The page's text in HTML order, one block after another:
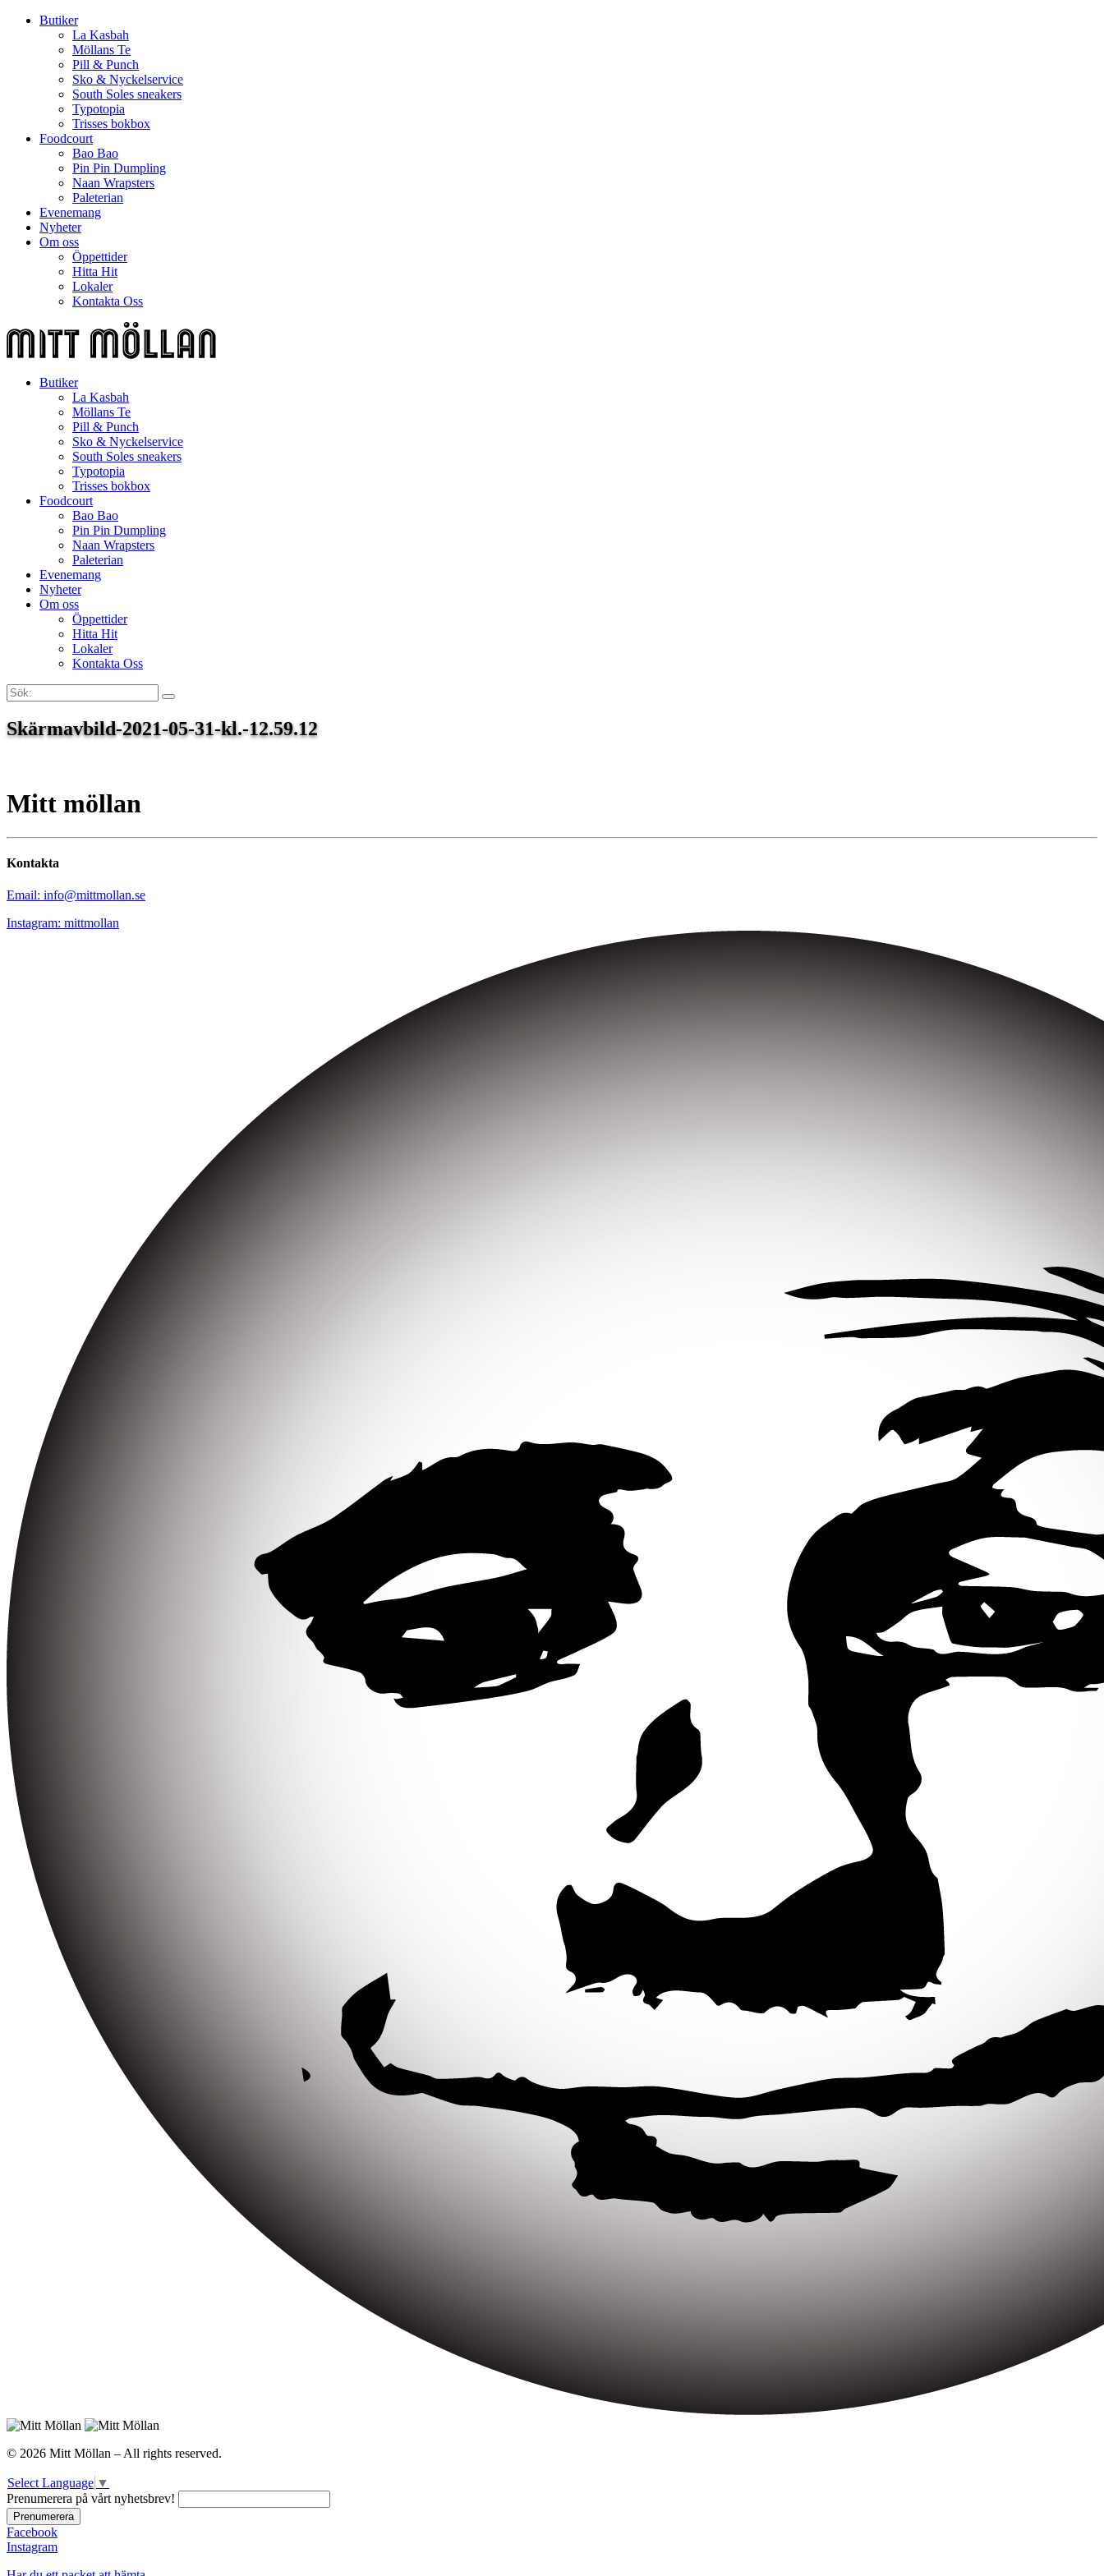
Butiker
La Kasbah
Möllans Te
Pill & Punch
Sko & Nyckelservice
South Soles sneakers
Typotopia
Trisses bokbox
Foodcourt
Bao Bao
Pin Pin Dumpling
Naan Wrapsters
Paleterian
Evenemang
Nyheter
Om oss
Öppettider
Hitta Hit
Lokaler
Kontakta Oss
Butiker
La Kasbah
Möllans Te
Pill & Punch
Sko & Nyckelservice
South Soles sneakers
Typotopia
Trisses bokbox
Foodcourt
Bao Bao
Pin Pin Dumpling
Naan Wrapsters
Paleterian
Evenemang
Nyheter
Om oss
Öppettider
Hitta Hit
Lokaler
Kontakta Oss
Sök:
Search
Skärmavbild-2021-05-31-kl.-12.59.12
Mitt möllan
Kontakta
Email: info@mittmollan.se
Instagram: mittmollan
© 2026 Mitt Möllan – All rights reserved.
Select Language ▼
Prenumerera på vårt nyhetsbrev!
Facebook
Instagram